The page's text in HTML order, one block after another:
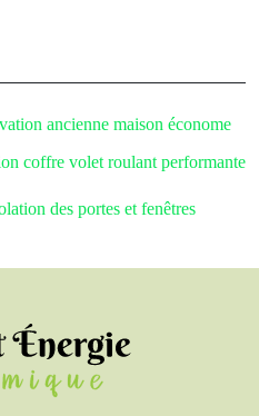
ancienne maison économe
coffre volet roulant performante
des portes et fenêtres